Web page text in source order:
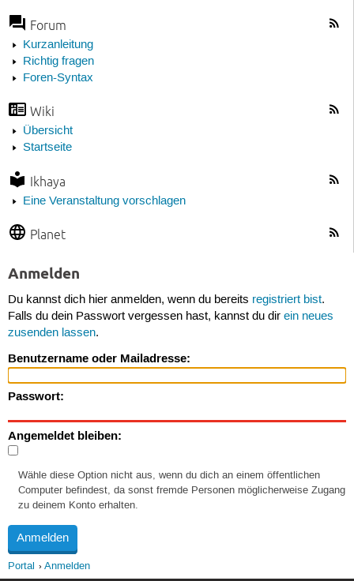
Forum
Kurzanleitung
Richtig fragen
Foren-Syntax
Wiki
Übersicht
Startseite
Ikhaya
Eine Veranstaltung vorschlagen
Planet
Anmelden
Du kannst dich hier anmelden, wenn du bereits registriert bist.
Falls du dein Passwort vergessen hast, kannst du dir ein neues
zusenden lassen.
Benutzername oder Mailadresse:
Passwort:
Angemeldet bleiben:
Wähle diese Option nicht aus, wenn du dich an einem öffentlichen
Computer befindest, da sonst fremde Personen möglicherweise Zugang
zu deinem Konto erhalten.
Portal Anmelden